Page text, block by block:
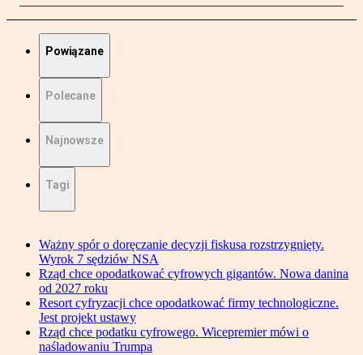
Powiązane
Polecane
Najnowsze
Tagi
Ważny spór o doręczanie decyzji fiskusa rozstrzygnięty.
Wyrok 7 sędziów NSA
Rząd chce opodatkować cyfrowych gigantów. Nowa danina
od 2027 roku
Resort cyfryzacji chce opodatkować firmy technologiczne.
Jest projekt ustawy
Rząd chce podatku cyfrowego. Wicepremier mówi o
naśladowaniu Trumpa